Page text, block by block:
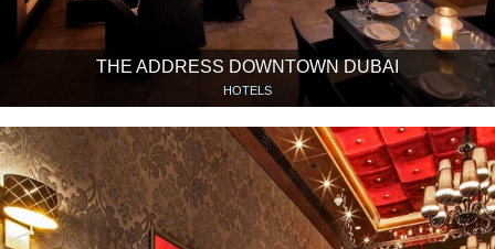
THE ADDRESS DOWNTOWN DUBAI
HOTELS